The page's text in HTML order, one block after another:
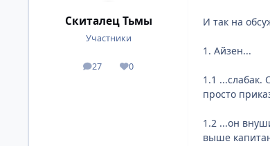
Скиталец Тьмы
Участники
27
посты 0
Репутация
И так на
1. Айзен...
1.1
просто
1.2 ...он
выше